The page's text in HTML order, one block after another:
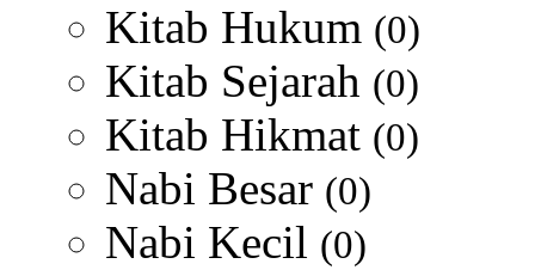
Kitab Hukum (0)
Kitab Sejarah (0)
Kitab Hikmat (0)
Nabi Besar (0)
Nabi Kecil (0)